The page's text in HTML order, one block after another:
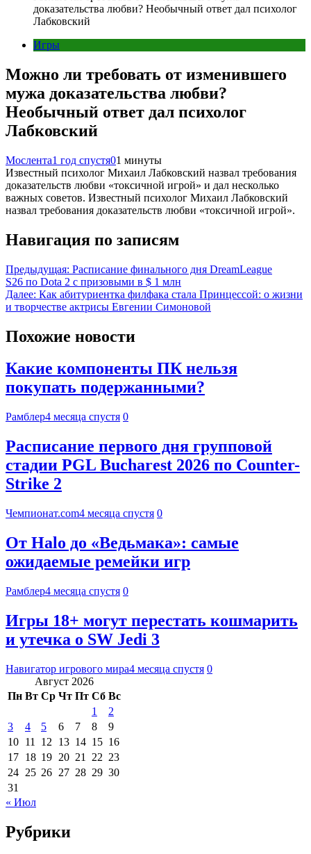
доказательства любви? Необычный ответ дал психолог
Лабковский
Игры
Можно ли требовать от изменившего
мужа доказательства любви?
Необычный ответ дал психолог
Лабковский
Мослента1 год спустя01 минуты
Известный психолог Михаил Лабковский назвал требования
доказательств любви «токсичной игрой» и дал несколько
важных советов. Известный психолог Михаил Лабковский
назвал требования доказательств любви «токсичной игрой».
Навигация по записям
Предыдущая: Расписание финального дня DreamLeague
S26 по Dota 2 с призовыми в $ 1 млн
Далее: Как абитуриентка филфака стала Принцессой: о жизни
и творчестве актрисы Евгении Симоновой
Похожие новости
Какие компоненты ПК нельзя
покупать подержанными?
Рамблер4 месяца спустя 0
Расписание первого дня групповой
стадии PGL Bucharest 2026 по Counter-
Strike 2
Чемпионат.com4 месяца спустя 0
От Halo до «Ведьмака»: самые
ожидаемые ремейки игр
Рамблер4 месяца спустя 0
Игры 18+ могут перестать кошмарить
и утечка о SW Jedi 3
Навигатор игрового мира4 месяца спустя 0
Август 2026
Пн Вт Ср Чт Пт Сб Вс
1
2
3
4 5 6 7 8
9
10 11 12 13 14 15 16
17 18 19 20 21 22 23
24 25 26 27 28 29 30
31
« Июл
Рубрики